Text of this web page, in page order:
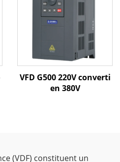
VFD G500 220V converti
en 380V
(VDF) constituent un